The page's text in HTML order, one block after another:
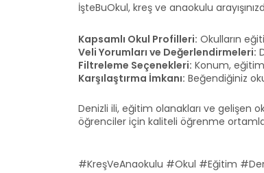
İşteBuOkul, kreş ve anaokulu
Kapsamlı Okul Profilleri: Okulların
Veli Yorumları ve Değerlendirmeleri:
Filtreleme Seçenekleri: Konum,
Karşılaştırma İmkanı: Beğendiğiniz
Denizli ili, eğitim olanakları ve gelişen
öğrenciler için kaliteli öğrenme
#KreşVeAnaokulu #Okul #Eğitim